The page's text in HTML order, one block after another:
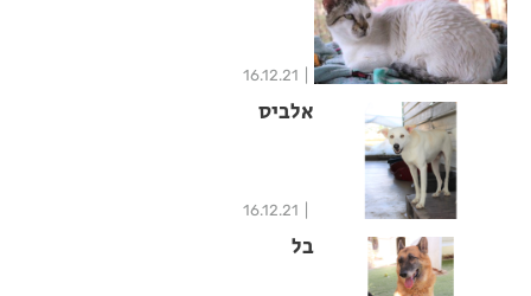
16.12.21
אלביס
16.12.21
בל